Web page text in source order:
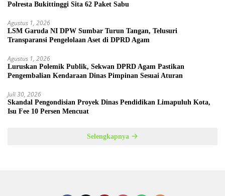
Polresta Bukittinggi Sita 62 Paket Sabu
Agustus 1, 2026
LSM Garuda NI DPW Sumbar Turun Tangan, Telusuri
Transparansi Pengelolaan Aset di DPRD Agam
Agustus 1, 2026
Luruskan Polemik Publik, Sekwan DPRD Agam Pastikan
Pengembalian Kendaraan Dinas Pimpinan Sesuai Aturan
Juli 30, 2026
Skandal Pengondisian Proyek Dinas Pendidikan Limapuluh Kota,
Isu Fee 10 Persen Mencuat
Selengkapnya